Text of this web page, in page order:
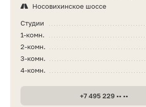
Носовихинское шоссе
Студии
1-комн.
2-комн.
3-комн.
4-комн.
+7 495 229 •• ••